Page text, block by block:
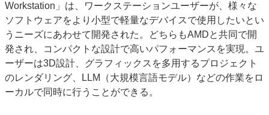
Workstation」は、ワークステーションユーザーが、様々な
ソフトウェアをより小型で軽量なデバイスで使用したいとい
うニーズにあわせて開発された。どちらもAMDと共同で開
発され、コンパクトな設計で高いパフォーマンスを実現。ユ
ーザーは3D設計、グラフィックスを多用するプロジェクト
のレンダリング、LLM（大規模言語モデル）などの作業をロ
ーカルで同時に行うことができる。